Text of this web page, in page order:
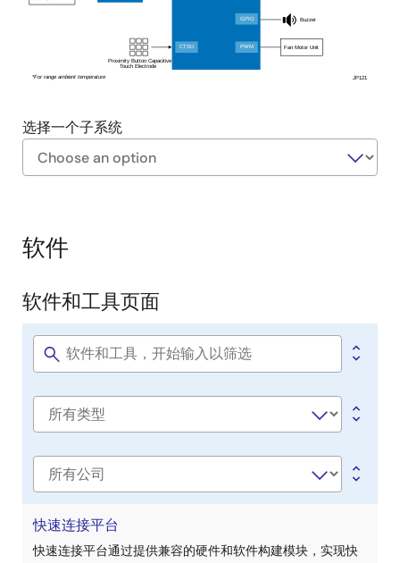
JP121
Proximity Button Capacitive
Touch Electrode
Buzzer
*For range ambient temperature
Fan Motor Unit
GPIO
PWM
CTSU
选择一个子系统
Diagram
软件
软件和工具页面
Software
Software
快速连接平台
快速连接平台通过提供兼容的硬件和软件构建模块，实现快